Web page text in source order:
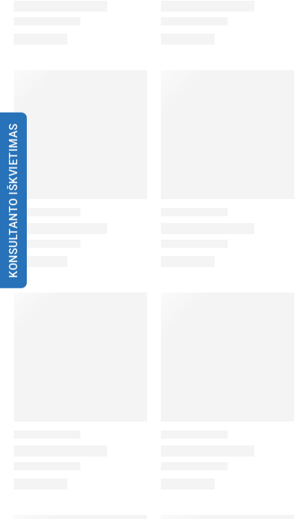
KONSULTANTO IŠKVIETIMAS